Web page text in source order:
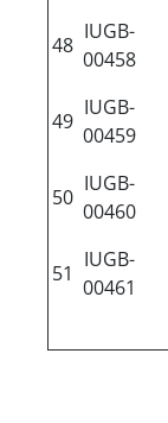
48
IUGB-
00458
49
IUGB-
00459
50
IUGB-
00460
51
IUGB-
00461